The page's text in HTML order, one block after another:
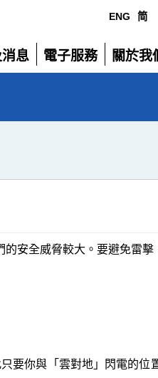
ENG 简
息
電子服務
展
關於我
展
安全威脅較大。要避免雷擊
要你與「雲對地」閃電的位